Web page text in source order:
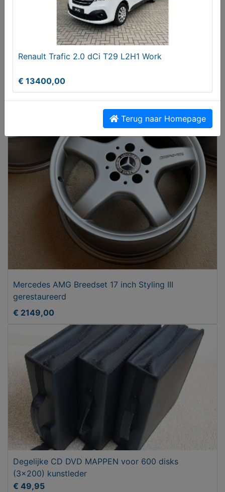
Mercedes AMG Breedset 17 inch Styling III
gerestaureerd
€ 2149,00
Degelijke CD DVD MAPPEN voor 600 disks
(3x200) kunstleder
€ 49,95
Renault Trafic 2.0 dCi T29 L2H1 Work
€ 13400,00
Terug naar Homepage